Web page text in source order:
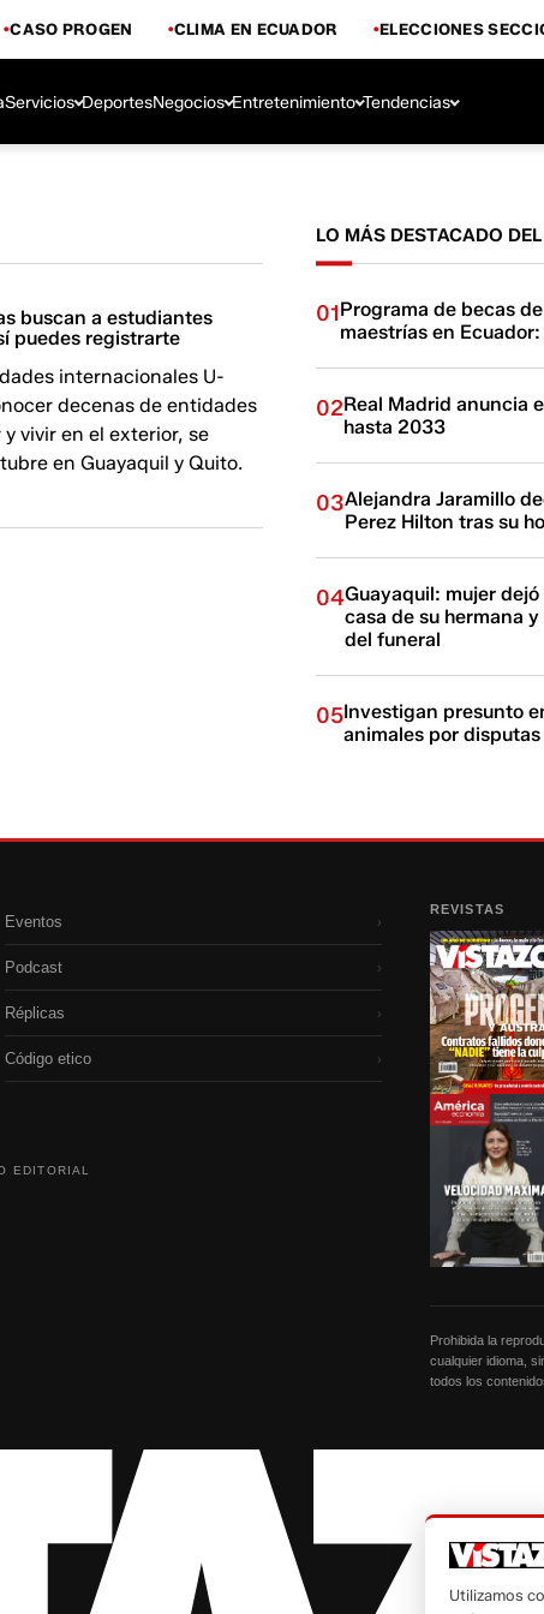
CASO PROGEN CLIMA EN ECUADOR ELECCIONES
Servicios DeportesNegocios Entretenimiento Tendencias
buscan a estudiantes
puedes registrarte
internacionales U-
decenas de entidades
vivir en el exterior, se
en Guayaquil y Quito.
LO MÁS DESTACADO
01Programa de becas
maestrías en
02Real Madrid anuncia
hasta 2033
03Alejandra Jaramillo
Perez Hilton tras su
04Guayaquil: mujer
casa de su hermana
del funeral
05Investigan presunto
animales por
Eventos ›
Podcast ›
Réplicas ›
Código etico ›
EDITORIAL
REVISTAS
Prohibida la
cualquier idioma,
todos los
Utilizamos